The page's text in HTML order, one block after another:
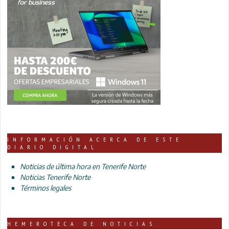
INFORMACIÓN ACERCA DE ESTE
DIARIO DIGITAL
Noticias de última hora en Tenerife Norte
Noticias Tenerife Norte
Términos legales
HEMEROTECA DE NOTICIAS